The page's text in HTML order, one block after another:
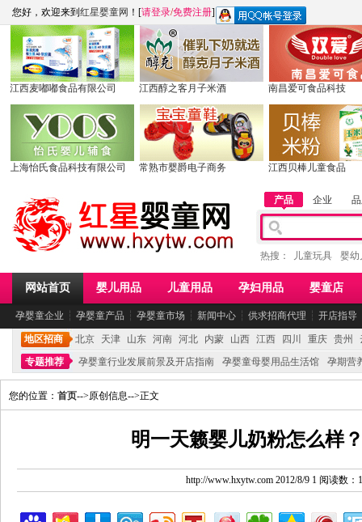
您好，欢迎来到 红星婴童网 ！[请登录/免费注册]
江西麦嘟嘟食品有限公司 江西醇之客月子米酒 南昌爱可食品科技
上海怡氏食品科技有限公司 常熟市婴爵电子商务 江西贝棒儿童食品
产品 企业
热搜： 儿童玩具 婴幼
网站首页 婴儿用品 儿童用品 孕妇用品 婴童店
孕婴童企业 ┆ 孕婴童产品 ┆ 孕婴童市场 ┆ 新闻中心 ┆ 供求招商代理 ┆ 开店指导
地区招商 北京 天津 山东 河南 河北 内蒙 山西 江西 四川 重庆 贵州
专题推荐
孕婴童行业发展前景及开店指南 孕婴童母婴用品生活馆 孕期营
您的位置： 首页-->原创信息-->正文
明一天籁婴儿奶粉怎么样
http://www.hxytw.com 2012/8/9 1 阅读数：